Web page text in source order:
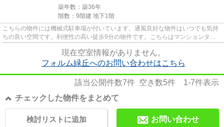
築年数：築36年
階数：9階建 地下1階
こちらの物件には機械式駐車場が付いています。通風良好な物件はいつでも気持
ちの良い空間です。利便性の高い徒歩9分の物件です。こちらはマンションタイ
現在空室情報がありません。
フォルム緑丘へのお問い合わせはこちら
該当公開件数7件 空き数5件 1-7件表示
チェックした物件をまとめて
お問い合わせ
検討リストに追加